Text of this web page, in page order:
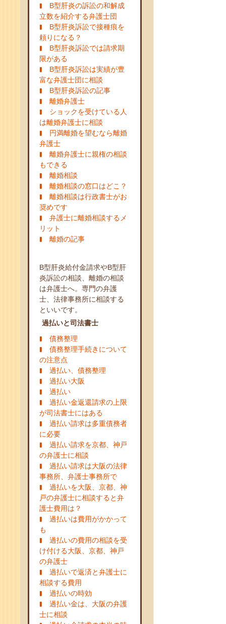
B型肝炎の訴訟の和解成
立数を紹介する弁護士団
B型肝炎訴訟で接種痕を
頼りになる？
B型肝炎訴訟では請求期
限がある
B型肝炎訴訟は実績が豊
富な弁護士団に相談
B型肝炎訴訟の記事
離婚弁護士
ショックを受けている人
は離婚弁護士に相談
円満離婚を望むなら離婚
弁護士
離婚弁護士に親権の相談
もできる
離婚相談
離婚相談の窓口はどこ？
離婚相談は行政書士がお
奨めです
弁護士に離婚相談するメ
リット
離婚の記事
B型肝炎給付金請求やB型肝
炎訴訟の相談、離婚の相談
は弁護士へ。専門の弁護
士、法律事務所に相談する
といいです。
過払いと司法書士
債務整理
債務整理手続きについて
の注意点
過払い、債務整理
過払い大阪
過払い
過払い金返還請求の上限
が司法書士にはある
過払い請求は多重債務者
に必要
過払い請求を京都、神戸
の弁護士に相談
過払い請求は大阪の法律
事務所、弁護士事務所で
過払いを大阪、京都、神
戸の弁護士に相談すると弁
護士費用は？
過払いは費用がかかって
も
過払いの費用の相談を受
け付ける大阪、京都、神戸
の弁護士
過払いで返済と弁護士に
相談する費用
過払いの時効
過払い金は、大阪の弁護
士に相談